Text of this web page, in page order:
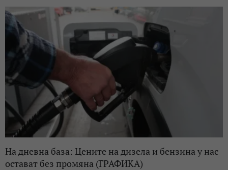
На дневна база: Цените на дизела и бензина у нас
остават без промяна (ГРАФИКА)